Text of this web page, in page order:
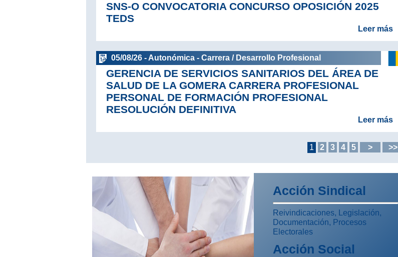
SNS-O CONVOCATORIA CONCURSO OPOSICIÓN 2025
TEDS
Leer más
05/08/26 - Autonómica - Carrera / Desarrollo Profesional
GERENCIA DE SERVICIOS SANITARIOS DEL ÁREA DE
SALUD DE LA GOMERA CARRERA PROFESIONAL
PERSONAL DE FORMACIÓN PROFESIONAL
RESOLUCIÓN DEFINITIVA
Leer más
1 2 3 4 5 > >>
Acción Sindical
Reivindicaciones, Legislación,
Documentación, Procesos
Electorales
Acción Social